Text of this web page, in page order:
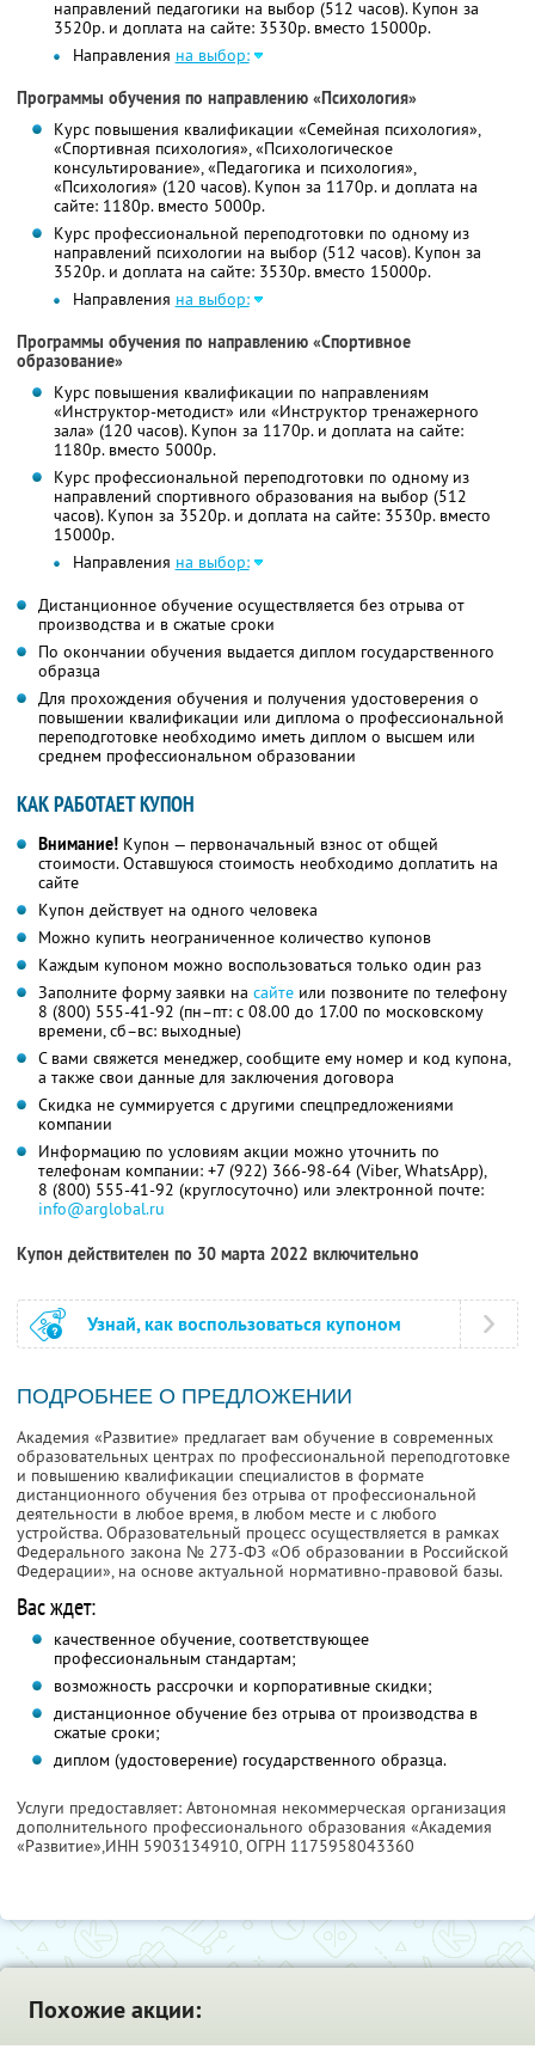
направлений педагогики на выбор (512 часов). Купон за
3520р. и доплата на сайте: 3530р. вместо 15000р.
Направления на выбор:
Программы обучения по направлению «Психология»
Курс повышения квалификации «Семейная психология»,
«Спортивная психология», «Психологическое
консультирование», «Педагогика и психология»,
«Психология» (120 часов). Купон за 1170р. и доплата на
сайте: 1180р. вместо 5000р.
Курс профессиональной переподготовки по одному из
направлений психологии на выбор (512 часов). Купон за
3520р. и доплата на сайте: 3530р. вместо 15000р.
Направления на выбор:
Программы обучения по направлению «Спортивное
образование»
Курс повышения квалификации по направлениям
«Инструктор-методист» или «Инструктор тренажерного
зала» (120 часов). Купон за 1170р. и доплата на сайте:
1180р. вместо 5000р.
Курс профессиональной переподготовки по одному из
направлений спортивного образования на выбор (512
часов). Купон за 3520р. и доплата на сайте: 3530р. вместо
15000р.
Направления на выбор:
Дистанционное обучение осуществляется без отрыва от
производства и в сжатые сроки
По окончании обучения выдается диплом государственного
образца
Для прохождения обучения и получения удостоверения о
повышении квалификации или диплома о профессиональной
переподготовке необходимо иметь диплом о высшем или
среднем профессиональном образовании
КАК РАБОТАЕТ КУПОН
Внимание! Купон — первоначальный взнос от общей
стоимости. Оставшуюся стоимость необходимо доплатить на
сайте
Купон действует на одного человека
Можно купить неограниченное количество купонов
Каждым купоном можно воспользоваться только один раз
Заполните форму заявки на сайте или позвоните по телефону
8 (800) 555-41-92 (пн–пт: с 08.00 до 17.00 по московскому
времени, сб–вс: выходные)
С вами свяжется менеджер, сообщите ему номер и код купона,
а также свои данные для заключения договора
Скидка не суммируется с другими спецпредложениями
компании
Информацию по условиям акции можно уточнить по
телефонам компании: +7 (922) 366-98-64 (Viber, WhatsApp),
8 (800) 555-41-92 (круглосуточно) или электронной почте:
info@arglobal.ru
Купон действителен по 30 марта 2022 включительно
Узнай, как воспользоваться купоном
ПОДРОБНЕЕ О ПРЕДЛОЖЕНИИ
Академия «Развитие» предлагает вам обучение в современных
образовательных центрах по профессиональной переподготовке
и повышению квалификации специалистов в формате
дистанционного обучения без отрыва от профессиональной
деятельности в любое время, в любом месте и с любого
устройства. Образовательный процесс осуществляется в рамках
Федерального закона № 273-ФЗ «Об образовании в Российской
Федерации», на основе актуальной нормативно-правовой базы.
Вас ждет:
качественное обучение, соответствующее
профессиональным стандартам;
возможность рассрочки и корпоративные скидки;
дистанционное обучение без отрыва от производства в
сжатые сроки;
диплом (удостоверение) государственного образца.
Услуги предоставляет: Автономная некоммерческая организация
дополнительного профессионального образования «Академия
«Развитие»,ИНН 5903134910, ОГРН 1175958043360
Похожие акции: